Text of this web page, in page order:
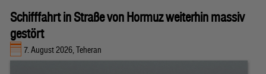
Schifffahrt in Straße von Hormuz weiterhin massiv
gestört
7. August 2026, Teheran